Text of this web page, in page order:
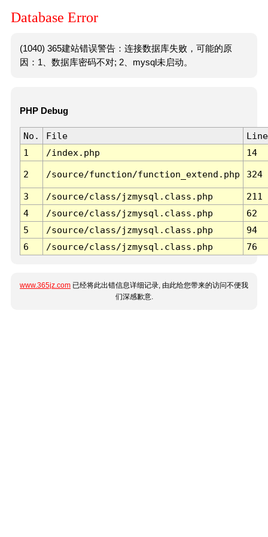
Database Error
(1040) 365建站错误警告：连接数据库失败，可能的原
因：1、数据库密码不对; 2、mysql未启动。
PHP Debug
No. File
Line
1
/index.php 14
2 /source/function/function_extend.php 324
3 /source/class/jzmysql.class.php
211
4
/source/class/jzmysql.class.php
62
5
/source/class/jzmysql.class.php
94
6
/source/class/jzmysql.class.php 76
www.365jz.com 已经将此出错信息详细记录, 由此给您带来的访问不便我
们深感歉意.